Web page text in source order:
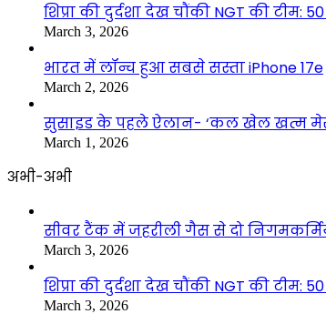
शिप्रा की दुर्दशा देख चौंकी NGT की
March 3, 2026
भारत में लॉन्च हुआ सबसे सस्ता iPhone 17e
March 2, 2026
सुसाइड के पहले ऐलान- ‘कल खेल खत्म
March 1, 2026
अभी-अभी
सीवर टैंक में जहरीली गैस से दो
March 3, 2026
शिप्रा की दुर्दशा देख चौंकी NGT की
March 3, 2026